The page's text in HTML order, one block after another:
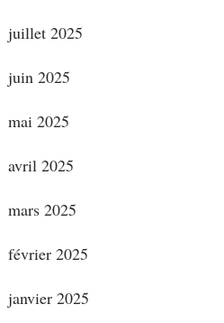
juillet 2025
juin 2025
mai 2025
avril 2025
mars 2025
février 2025
janvier 2025